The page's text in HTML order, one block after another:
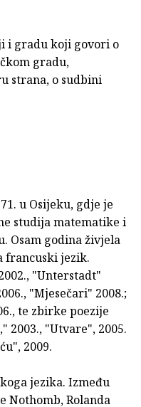
i gradu koji govori o
gradu,
strana, o sudbini
u Osijeku, gdje je
studija matematike i
Osam godina živjela
francuski jezik.
"Unterstadt"
"Mjesečari" 2008.;
te zbirke poezije
2003., "Utvare", 2005.
2009.
jezika. Između
Nothomb, Rolanda